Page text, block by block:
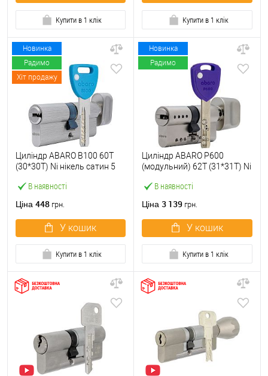
Купити в 1 клік Купити в 1 клік
Новинка
Радимо
Хіт продажу
В наявності
Циліндр ABARO B100 60T
(30*30T) Ni нікель сатин 5
Ціна 448 грн.
У кошик
Купити в 1 клік
Новинка
Радимо
В наявності
Циліндр ABARO P600
(модульний) 62T (31*31T) Ni
Ціна 3 139 грн.
У кошик
Купити в 1 клік